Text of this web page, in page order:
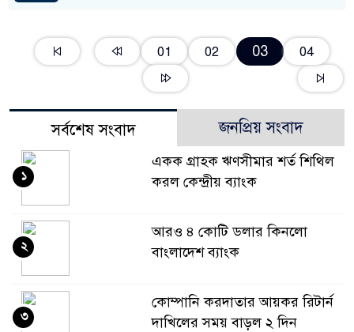
01 02 03 04
সর্বশেষ সংবাদ জনপ্রিয় সংবাদ
একক গ্রাহক ঋণসীমার শর্ত শিথিল
করল কেন্দ্রীয় ব্যাংক
১
আরও ৪ কোটি ডলার কিনলো
বাংলাদেশ ব্যাংক
২
কোম্পানি করদাতার আয়কর রিটার্ন
দাখিলের সময় বাড়ল ২ দিন
৩